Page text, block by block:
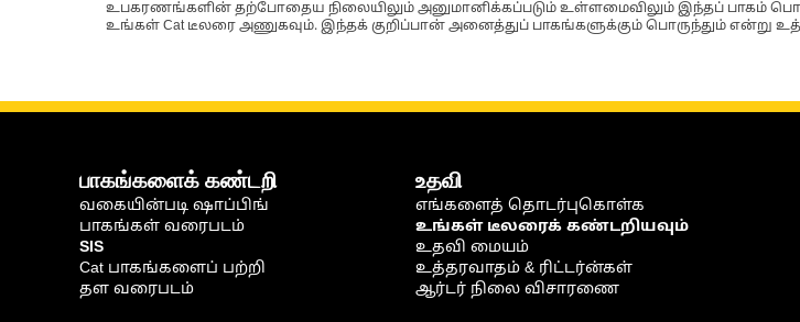
உபகரணங்களின் தற்போதைய நிலையிலும் அனுமானிக்கப்படும் உள்ளமைவிலும் இந்தப் பாகம்
உங்கள் Cat டீலரை அணுகவும். இந்தக் குறிப்பான் அனைத்துப் பாகங்களுக்கும் பொருந்தும் என்று
பாகங்களைக் கண்டறி
வகையின்படி ஷாப்பிங்
பாகங்கள் வரைபடம்
SIS
Cat பாகங்களைப் பற்றி
தள வரைபடம்
உதவி
எங்களைத் தொடர்புகொள்க
உங்கள் டீலரைக் கண்டறியவும்
உதவி மையம்
உத்தரவாதம் & ரிட்டர்ன்கள்
ஆர்டர் நிலை விசாரணை